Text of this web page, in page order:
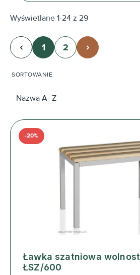
Wyświetlane 1-24 z 29
Strona
1 Strona
2
SORTOWANIE
Ławka szatniowa
ŁSZ/600
-20%